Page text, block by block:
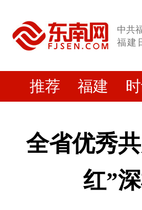
中共
福建
推荐 福建
全省优秀
红”